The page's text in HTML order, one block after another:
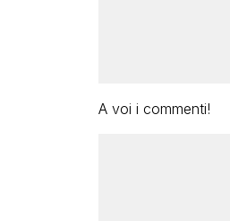
A voi i commenti!